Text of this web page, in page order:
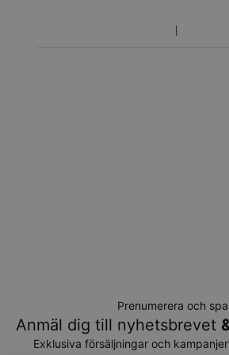
Prenumerera och
Anmäl dig till nyhetsbrevet
Exklusiva försäljningar och